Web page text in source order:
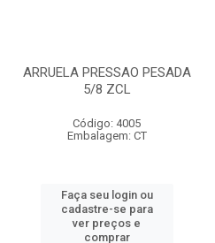
ARRUELA PRESSAO PESADA
5/8 ZCL
Código: 4005
Embalagem: CT
Faça seu login ou
cadastre-se para
ver preços e
comprar